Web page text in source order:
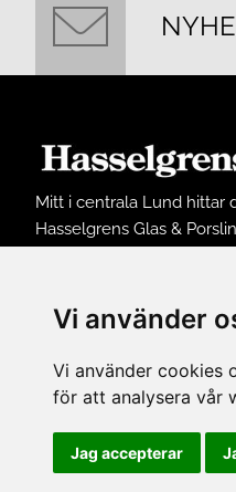
Vi använder
Vi använder cookies
för att analysera vår
Jag accepterar
Mitt i centrala Lund hittar
Hasselgrens Glas &
sortiment av
husgeråd från många
varumärken.